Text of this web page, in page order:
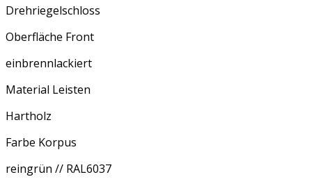
Drehriegelschloss
Oberfläche Front
einbrennlackiert
Material Leisten
Hartholz
Farbe Korpus
reingrün // RAL6037